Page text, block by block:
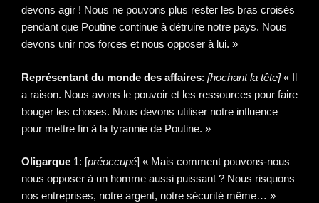
devons agir ! Nous ne pouvons plus rester les bras croisés
pendant que Poutine continue à détruire notre pays. Nous
devons unir nos forces et nous opposer à lui. »
Représentant du monde des affaires: [hochant la tête]« Il
a raison. Nous avons le pouvoir et les ressources pour faire
bouger les choses. Nous devons utiliser notre influence
pour mettre fin à la tyrannie de Poutine. »
Oligarque 1: [préoccupé] « Mais comment pouvons-nous
nous opposer à un homme aussi puissant ? Nous risquons
nos entreprises, notre argent, notre sécurité même… »